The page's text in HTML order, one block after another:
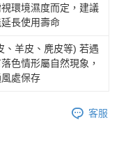
環境濕度而定，建議
延長使用壽命
、羊皮、麂皮等) 若遇
色情形屬自然現象，
處保存
客服